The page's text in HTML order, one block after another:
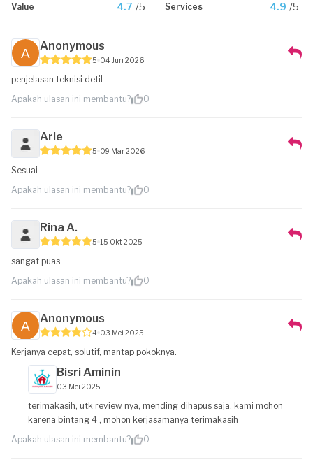
Value 4.7 /5 Services 4.9 /5
Anonymous
5 04 Jun 2026
penjelasan teknisi detil
Apakah ulasan ini membantu?
0
Arie
5 09 Mar 2026
Sesuai
Apakah ulasan ini membantu?
0
Rina A.
5 15 Okt 2025
sangat puas
Apakah ulasan ini membantu?
0
Anonymous
4 03 Mei 2025
Kerjanya cepat, solutif, mantap pokoknya.
Bisri Aminin
03 Mei 2025
terimakasih, utk review nya, mending dihapus saja, kami mohon
karena bintang 4 , mohon kerjasamanya terimakasih
Apakah ulasan ini membantu?
0